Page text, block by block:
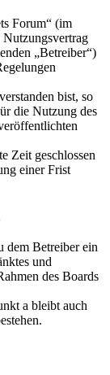
Forum“ (im
Nutzungsvertrag
„Betreiber“)
bist, so
die Nutzung des
Zeit geschlossen
einer Frist
dem Betreiber ein
und
des Boards
a bleibt auch